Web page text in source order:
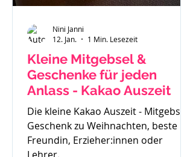
Kleine Mitgebsel &
Geschenke für jeden
Anlass - Kakao Auszeit
Die kleine Kakao Auszeit - Mitgebsel,
Geschenk zu Weihnachten, beste
Freundin, Erzieher:innen oder
Nini Janni
12. Jan.
1 Min. Lesezeit